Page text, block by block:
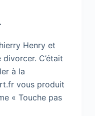
Henry et
C’était
à la
vous produit
« Touche pas